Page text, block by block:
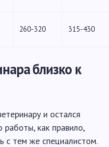
260-320 315-430
близко к
и остался
работы, как правило,
с тем же специалистом.